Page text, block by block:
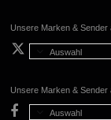
Unsere Marken & Sender
Auswahl
Unsere Marken & Sender
Auswahl